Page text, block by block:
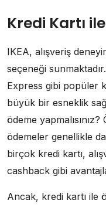
Kredi Kartı
IKEA, alışveriş
seçeneği
Express gibi popüler
büyük bir esneklik
ödeme
ödemeler genellikle
birçok kredi kartı,
cashback gibi
Ancak, kredi kartı ile